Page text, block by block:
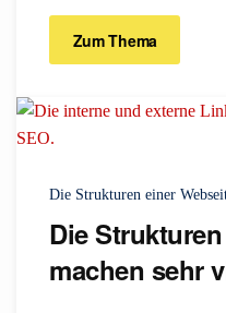
Zum Thema
Die Strukturen einer
Die
machen sehr